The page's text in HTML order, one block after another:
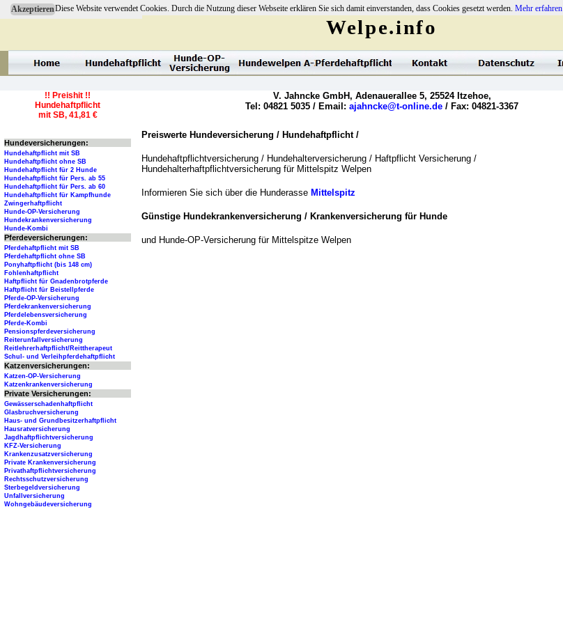
AkzeptierenDiese Website verwendet Cookies. Durch die Nutzung dieser Webseite erklären Sie sich damit einverstanden, dass Cookies gesetzt werden. Mehr erfahren
Preiswerte Hundeversicherung / Hundehaftpflicht /
Hundehaftpflichtversicherung / Hundehalterversicherung / Haftpflicht Versicherung /
Hundehalterhaftpflichtversicherung für Mittelspitz Welpen
Informieren Sie sich über die Hunderasse Mittelspitz
Günstige Hundekrankenversicherung / Krankenversicherung für Hunde
und Hunde-OP-Versicherung für Mittelspitze Welpen
Welpe.info
V. Jahncke GmbH, Adenauerallee 5, 25524 Itzehoe,
Tel: 04821 5035 / Email: ajahncke@t-online.de / Fax: 04821-3367
!! Preishit !!
Hundehaftpflicht
mit SB, 41,81 €
Hundeversicherungen:
Hundehaftpflicht mit SB
Hundehaftpflicht ohne SB
Hundehaftpflicht für 2 Hunde
Hundehaftpflicht für Pers. ab 55
Hundehaftpflicht für Pers. ab 60
Hundehaftpflicht für Kampfhunde
Zwingerhaftpflicht
Hunde-OP-Versicherung
Hundekrankenversicherung
Hunde-Kombi
Pferdeversicherungen:
Pferdehaftpflicht mit SB
Pferdehaftpflicht ohne SB
Ponyhaftpflicht (bis 148 cm)
Fohlenhaftpflicht
Haftpflicht für Gnadenbrotpferde
Haftpflicht für Beistellpferde
Pferde-OP-Versicherung
Pferdekrankenversicherung
Pferdelebensversicherung
Pferde-Kombi
Pensionspferdeversicherung
Reiterunfallversicherung
Reitlehrerhaftpflicht/Reittherapeut
Schul- und Verleihpferdehaftpflicht
Katzenversicherungen:
Katzen-OP-Versicherung
Katzenkrankenversicherung
Private Versicherungen:
Gewässerschadenhaftpflicht
Glasbruchversicherung
Haus- und Grundbesitzerhaftpflicht
Hausratversicherung
Jagdhaftpflichtversicherung
KFZ-Versicherung
Krankenzusatzversicherung
Private Krankenversicherung
Privathaftpflichtversicherung
Rechtsschutzversicherung
Sterbegeldversicherung
Unfallversicherung
Wohngebäudeversicherung